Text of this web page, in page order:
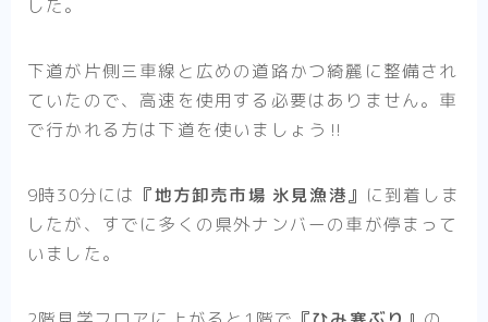
した。
下道が片側三車線と広めの道路かつ綺麗に整備され
ていたので、 高速を使用する必要はありません。車
で行かれる方は下道を使いましょう‼︎
9時30分には 『地方卸売市場 氷見漁港』 に到着しま
したが、すでに多くの県外ナンバーの車が停まって
いました。